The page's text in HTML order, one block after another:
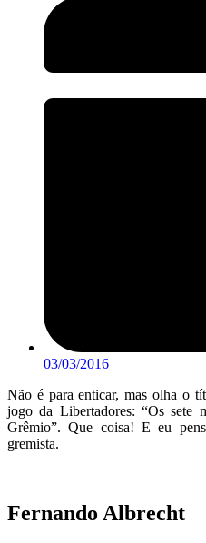
03/03/2016
Não é para enticar, mas olha o
jogo da Libertadores: “Os sete
Grêmio”. Que coisa! E eu
gremista.
Fernando Albrecht